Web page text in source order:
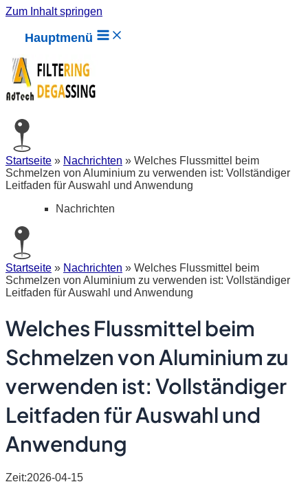
Zum Inhalt springen
Hauptmenü
Startseite » Nachrichten » Welches Flussmittel beim
Schmelzen von Aluminium zu verwenden ist: Vollständiger
Leitfaden für Auswahl und Anwendung
Nachrichten
Startseite » Nachrichten » Welches Flussmittel beim
Schmelzen von Aluminium zu verwenden ist: Vollständiger
Leitfaden für Auswahl und Anwendung
Welches Flussmittel beim
Schmelzen von Aluminium zu
verwenden ist: Vollständiger
Leitfaden für Auswahl und
Anwendung
Zeit:2026-04-15